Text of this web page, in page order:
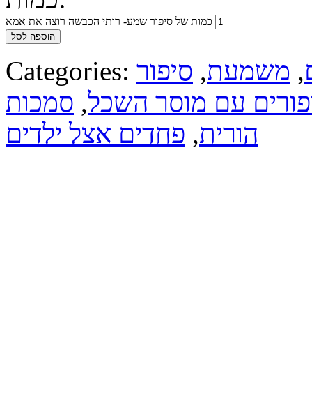
כמות של סיפור שמע- רותי הכבשה רוצה את אמא
הוספה לסל
Categories: , משמעת, סיפור
עם מוסר השכל, סמכות
הורית, פחדים אצל ילדים